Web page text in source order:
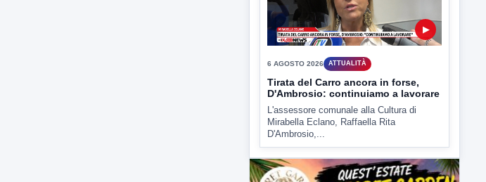
▶
6 AGOSTO 2026 ATTUALITÀ
Tirata del Carro ancora in forse,
D'Ambrosio: continuiamo a lavorare
L'assessore comunale alla Cultura di
Mirabella Eclano, Raffaella Rita
D'Ambrosio,...